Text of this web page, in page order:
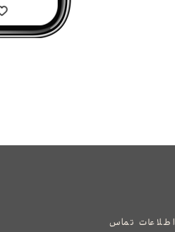
اطلاعات تماس